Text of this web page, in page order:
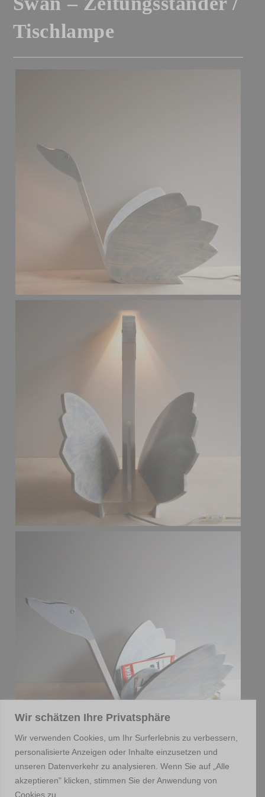
Wir schätzen Ihre Privatsphäre
Wir verwenden Cookies, um Ihr Surferlebnis zu verbessern,
personalisierte Anzeigen oder Inhalte einzusetzen und
unseren Datenverkehr zu analysieren. Wenn Sie auf „Alle
akzeptieren" klicken, stimmen Sie der Anwendung von
Cookies zu.
Tischlampe